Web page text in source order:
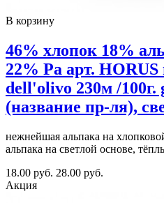
В корзину
46% хлопок 18%
22% Pa арт.
dell'olivo 230м /
(название пр-ля),
нежнейшая альпака на
альпака на светлой основе,
18.00 руб. 28.00 руб.
Акция